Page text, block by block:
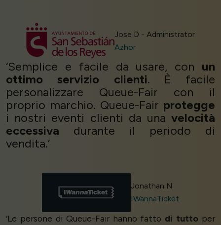
Jose D - Administrator
Azhor
‘Semplice e facile da usare, con un
ottimo servizio clienti. È facile
personalizzare Queue-Fair con il
proprio marchio. Queue-Fair protegge
i nostri eventi clienti da una velocità
eccessiva durante il periodo di
vendita.’
Jonathan N
IWannaTicket
‘Le persone di Queue-Fair hanno fatto di tutto per